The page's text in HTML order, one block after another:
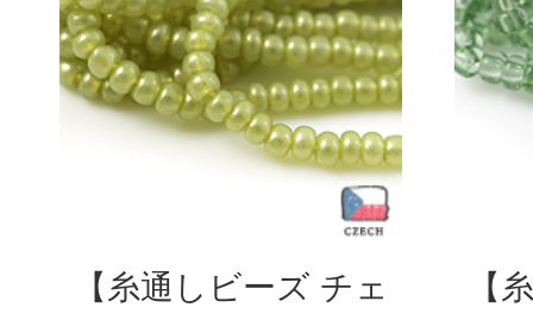
【糸通しビーズ チェ
【